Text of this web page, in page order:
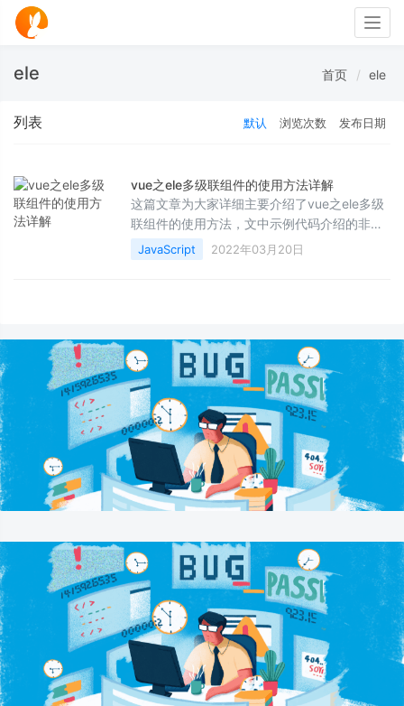
ele 首页 ele
列表 默认 浏览次数 发布日期
vue之ele多级联组件的使用方法详解
这篇文章为大家详细主要介绍了vue之ele多级
联组件的使用方法，文中示例代码介绍的非常
详细，具有一定的参考价值，感兴趣的小伙伴
们可以参考一下
JavaScript 2022年03月20日